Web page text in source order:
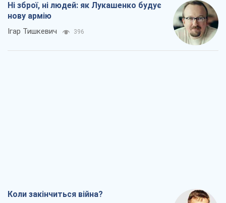
Ні зброї, ні людей: як Лукашенко будує
нову армію
Ігар Тишкевич 396
Коли закінчиться війна?